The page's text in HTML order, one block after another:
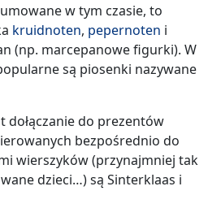
w tym czasie, to
kruidnoten, pepernoten i
(np. marcepanowe figurki). W
są piosenki nazywane
dołączanie do prezentów
bezpośrednio do
wierszyków (przynajmniej tak
dzieci…) są Sinterklaas i